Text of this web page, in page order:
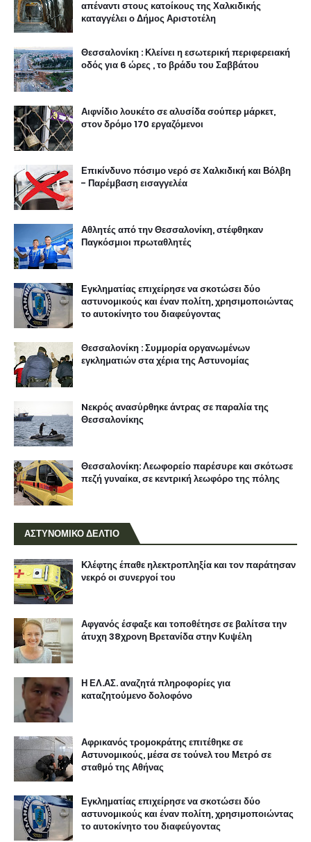
απέναντι στους κατοίκους της Χαλκιδικής
καταγγέλει ο Δήμος Αριστοτέλη
Θεσσαλονίκη : Κλείνει η εσωτερική περιφερειακή
οδός για 6 ώρες , το βράδυ του Σαββάτου
Αιφνίδιο λουκέτο σε αλυσίδα σούπερ μάρκετ,
στον δρόμο 170 εργαζόμενοι
Επικίνδυνο πόσιμο νερό σε Χαλκιδική και Βόλβη
- Παρέμβαση εισαγγελέα
Αθλητές από την Θεσσαλονίκη, στέφθηκαν
Παγκόσμιοι πρωταθλητές
Εγκληματίας επιχείρησε να σκοτώσει δύο
αστυνομικούς και έναν πολίτη, χρησιμοποιώντας
το αυτοκίνητο του διαφεύγοντας
Θεσσαλονίκη : Συμμορία οργανωμένων
εγκληματιών στα χέρια της Αστυνομίας
Nεκρός ανασύρθηκε άντρας σε παραλία της
Θεσσαλονίκης
Θεσσαλονίκη: Λεωφορείο παρέσυρε και σκότωσε
πεζή γυναίκα, σε κεντρική λεωφόρο της πόλης
ΑΣΤΥΝΟΜΙΚΟ ΔΕΛΤΙΟ
Κλέφτης έπαθε ηλεκτροπληξία και τον παράτησαν
νεκρό οι συνεργοί του
Αφγανός έσφαξε και τοποθέτησε σε βαλίτσα την
άτυχη 38χρονη Βρετανίδα στην Κυψέλη
Η ΕΛ.ΑΣ. αναζητά πληροφορίες για
καταζητούμενο δολοφόνο
Αφρικανός τρομοκράτης επιτέθηκε σε
Αστυνομικούς, μέσα σε τούνελ του Μετρό σε
σταθμό της Αθήνας
Εγκληματίας επιχείρησε να σκοτώσει δύο
αστυνομικούς και έναν πολίτη, χρησιμοποιώντας
το αυτοκίνητο του διαφεύγοντας